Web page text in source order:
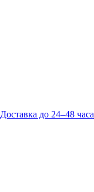
Доставка до 24–48 часа